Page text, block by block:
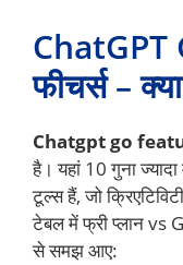
ChatGPT
फीचर्स –
Chatgpt go
है। यहां 10 गुना
टूल्स हैं, जो
टेबल में फ्री प्लान vs
से समझ आए: